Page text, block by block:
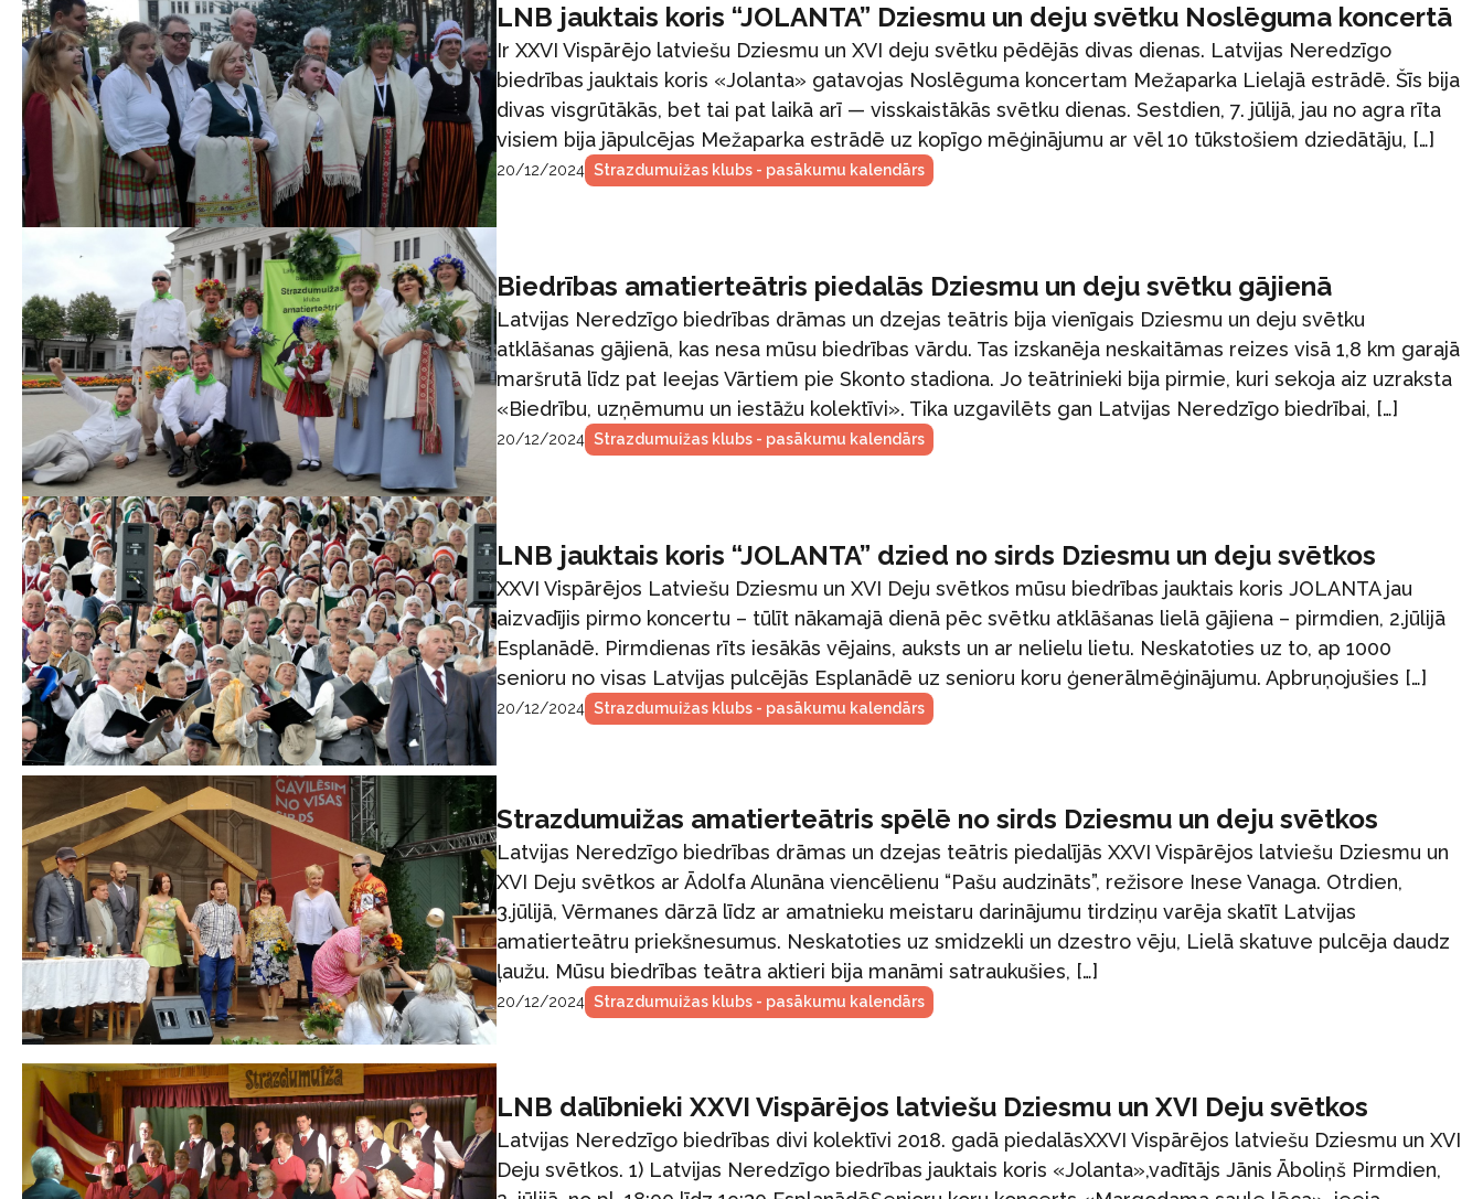
LNB jauktais koris “JOLANTA” Dziesmu un deju svētku Noslēguma koncertā
Ir XXVI Vispārējo latviešu Dziesmu un XVI deju svētku pēdējās divas dienas. Latvijas Neredzīgo
biedrības jauktais koris «Jolanta» gatavojas Noslēguma koncertam Mežaparka Lielajā estrādē. Šīs bija
divas visgrūtākās, bet tai pat laikā arī — visskaistākās svētku dienas. Sestdien, 7. jūlijā, jau no agra rīta
visiem bija jāpulcējas Mežaparka estrādē uz kopīgo mēģinājumu ar vēl 10 tūkstošiem dziedātāju, […]
20/12/2024 Strazdumuižas klubs - pasākumu kalendārs
Biedrības amatierteātris piedalās Dziesmu un deju svētku gājienā
Latvijas Neredzīgo biedrības drāmas un dzejas teātris bija vienīgais Dziesmu un deju svētku
atklāšanas gājienā, kas nesa mūsu biedrības vārdu. Tas izskanēja neskaitāmas reizes visā 1,8 km garajā
maršrutā līdz pat Ieejas Vārtiem pie Skonto stadiona. Jo teātrinieki bija pirmie, kuri sekoja aiz uzraksta
«Biedrību, uzņēmumu un iestāžu kolektīvi». Tika uzgavilēts gan Latvijas Neredzīgo biedrībai, […]
20/12/2024 Strazdumuižas klubs - pasākumu kalendārs
LNB jauktais koris “JOLANTA” dzied no sirds Dziesmu un deju svētkos
XXVI Vispārējos Latviešu Dziesmu un XVI Deju svētkos mūsu biedrības jauktais koris JOLANTA jau
aizvadījis pirmo koncertu – tūlīt nākamajā dienā pēc svētku atklāšanas lielā gājiena – pirmdien, 2.jūlijā
Esplanādē. Pirmdienas rīts iesākās vējains, auksts un ar nelielu lietu. Neskatoties uz to, ap 1000
senioru no visas Latvijas pulcējās Esplanādē uz senioru koru ģenerālmēģinājumu. Apbruņojušies […]
20/12/2024 Strazdumuižas klubs - pasākumu kalendārs
Strazdumuižas amatierteātris spēlē no sirds Dziesmu un deju svētkos
Latvijas Neredzīgo biedrības drāmas un dzejas teātris piedalījās XXVI Vispārējos latviešu Dziesmu un
XVI Deju svētkos ar Ādolfa Alunāna viencēlienu “Pašu audzināts”, režisore Inese Vanaga. Otrdien,
3.jūlijā, Vērmanes dārzā līdz ar amatnieku meistaru darinājumu tirdziņu varēja skatīt Latvijas
amatierteātru priekšnesumus. Neskatoties uz smidzekli un dzestro vēju, Lielā skatuve pulcēja daudz
ļaužu. Mūsu biedrības teātra aktieri bija manāmi satraukušies, […]
20/12/2024 Strazdumuižas klubs - pasākumu kalendārs
LNB dalībnieki XXVI Vispārējos latviešu Dziesmu un XVI Deju svētkos
Latvijas Neredzīgo biedrības divi kolektīvi 2018. gadā piedalāsXXVI Vispārējos latviešu Dziesmu un XVI
Deju svētkos. 1) Latvijas Neredzīgo biedrības jauktais koris «Jolanta»,vadītājs Jānis Āboliņš Pirmdien,